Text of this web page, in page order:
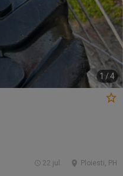
1 /4
Ploiesti, PH
22 jul.